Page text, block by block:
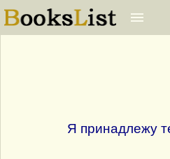
Я принадлежу